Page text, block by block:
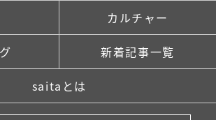
カルチャー
新着記事一覧
saitaとは